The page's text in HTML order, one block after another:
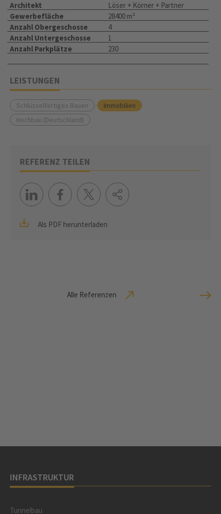
Architekt
Löser + Körner + Partner
Gewerbefläche
28400 m²
Anzahl Obergeschosse
4
Anzahl Untergeschosse
1
Anzahl Parkplätze
230
LEISTUNGEN
Schlüsselfertiges Bauen
Immobilien
Hochbau (Deutschland)
REFERENZ TEILEN
Als PDF herunterladen
Alle Referenzen
INFRASTRUKTUR
Tunnelbau